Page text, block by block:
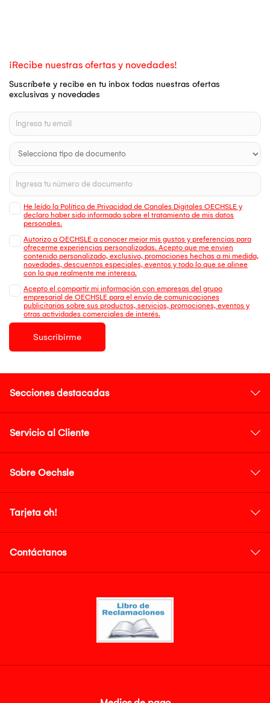
¡Recibe nuestras ofertas y novedades!
Suscríbete y recibe en tu inbox todas nuestras ofertas
exclusivas y novedades
He leído la Política de Privacidad de Canales Digitales OECHSLE y
declaro haber sido informado sobre el tratamiento de mis datos
personales.
Autorizo a OECHSLE a conocer mejor mis gustos y preferencias para
ofrecerme experiencias personalizadas. Acepto que me envien
contenido personalizado, exclusivo, promociones hechas a mi medida,
novedades, descuentos especiales, eventos y todo lo que se alinee
con lo que realmente me interesa.
Acepto el compartir mi información con empresas del grupo
empresarial de OECHSLE para el envío de comunicaciones
publicitarias sobre sus productos, servicios, promociones, eventos y
otras actividades comerciales de interés.
Suscribirme
Secciones destacadas
Servicio al Cliente
Sobre Oechsle
Tarjeta oh!
Contáctanos